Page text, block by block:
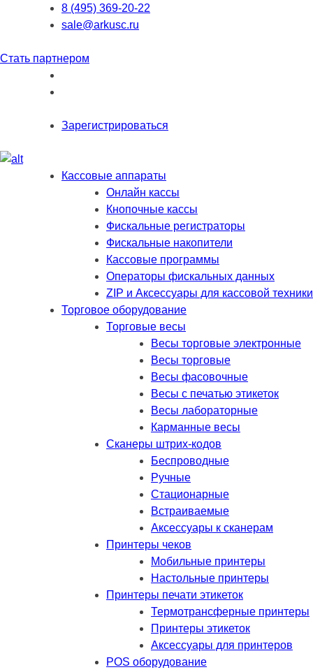
8 (495) 369-20-22
sale@arkusc.ru
Стать партнером
Зарегистрироваться
Кассовые аппараты
Онлайн кассы
Кнопочные кассы
Фискальные регистраторы
Фискальные накопители
Кассовые программы
Операторы фискальных данных
ZIP и Аксессуары для кассовой техники
Торговое оборудование
Торговые весы
Весы торговые электронные
Весы торговые
Весы фасовочные
Весы с печатью этикеток
Весы лабораторные
Карманные весы
Сканеры штрих-кодов
Беспроводные
Ручные
Стационарные
Встраиваемые
Аксессуары к сканерам
Принтеры чеков
Мобильные принтеры
Настольные принтеры
Принтеры печати этикеток
Термотрансферные принтеры
Принтеры этикеток
Аксессуары для принтеров
POS оборудование